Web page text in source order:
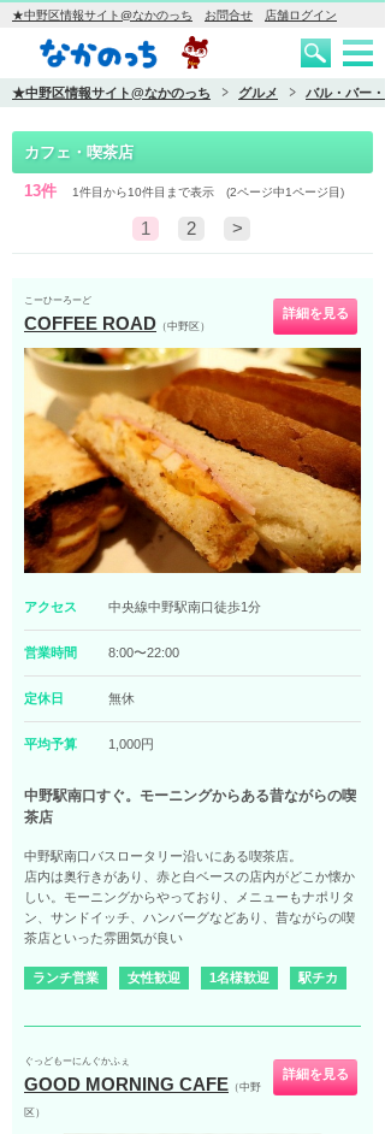
★中野区情報サイト@なかのっち お問合せ 店舗ログイン
★中野区情報サイト@なかのっち グルメ バル・バー・
カフェ・喫茶店
13件 1件目から10件目まで表示 (2ページ中1ページ目)
1 2 >
こーひーろーど
COFFEE ROAD （中野区）
詳細を見る
アクセス 中央線中野駅南口徒歩1分
営業時間 8:00〜22:00
定休日 無休
平均予算 1,000円
中野駅南口すぐ。モーニングからある昔ながらの喫
茶店
中野駅南口バスロータリー沿いにある喫茶店。
店内は奥行きがあり、赤と白ベースの店内がどこか懐か
しい。モーニングからやっており、メニューもナポリタ
ン、サンドイッチ、ハンバーグなどあり、昔ながらの喫
茶店といった雰囲気が良い
ランチ営業 女性歓迎 1名様歓迎 駅チカ
ぐっどもーにんぐかふぇ
GOOD MORNING CAFE （中野
区）
詳細を見る